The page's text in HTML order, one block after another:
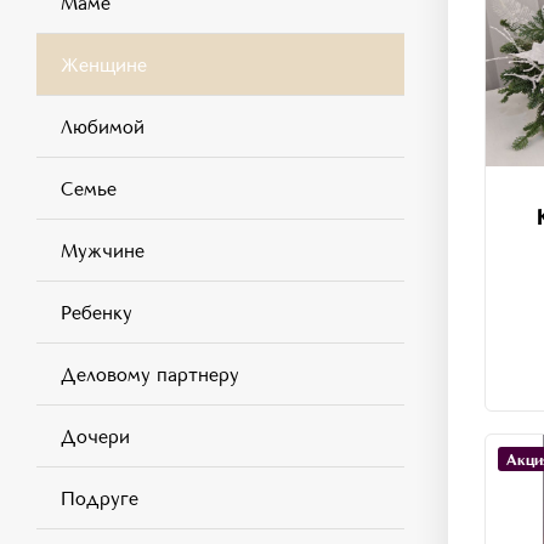
Женщине
Любимой
Семье
Мужчине
Ребенку
Деловому партнеру
Дочери
Подруге